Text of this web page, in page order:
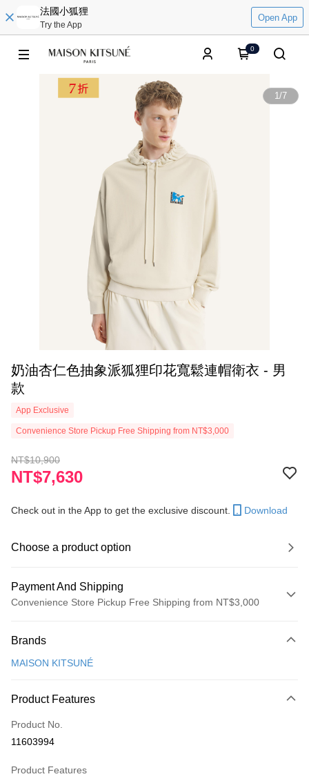
法國小狐狸
Try the App
Open App
0
1/7
奶油杏仁色抽象派狐狸印花寬鬆連帽衛衣 - 男
款
App Exclusive
Convenience Store Pickup Free Shipping from NT$3,000
NT$10,900
NT$7,630
Check out in the App to get the exclusive discount. Download
Choose a product option
Payment And Shipping
Convenience Store Pickup Free Shipping from NT$3,000
Credit Card (Full Payment)
ATM Transfer
Shipping Method
NT$100/order | Free shipping on orders of NT$3,000 or more
Brands
MAISON KITSUNÉ
Product Features
Product No.
11603994
Product Features